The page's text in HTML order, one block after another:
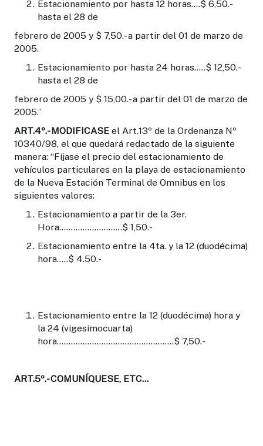
Estacionamiento por hasta 12 horas....$ 6,50.-
hasta el 28 de
febrero de 2005 y $ 7,50.- a partir del 01 de marzo de
2005.
Estacionamiento por hasta 24 horas.....$ 12,50.-
hasta el 28 de
febrero de 2005 y $ 15,00.- a partir del 01 de marzo de
2005.”
ART.4º.-MODIFICASE el Art.13º de la Ordenanza Nº
10340/98, el que quedará redactado de la siguiente
manera: “Fíjase el precio del estacionamiento de
vehículos particulares en la playa de estacionamiento
de la Nueva Estación Terminal de Omnibus en los
siguientes valores:
Estacionamiento a partir de la 3er.
Hora...........................$ 1,50.-
Estacionamiento entre la 4ta. y la 12 (duodécima)
hora.....$ 4.50.-
Estacionamiento entre la 12 (duodécima) hora y
la 24 (vigesimocuarta)
hora..................................................$ 7,50.-
ART.5º.-COMUNÍQUESE, ETC...